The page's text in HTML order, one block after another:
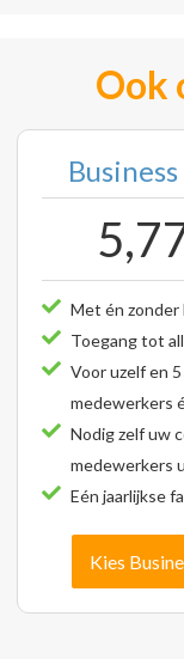
Ook
Met én zonder
Toegang tot
Voor uzelf en 5
medewerkers
Nodig zelf uw
medewerkers
Eén jaarlijkse
Kies